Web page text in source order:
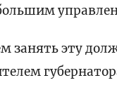
занять эту